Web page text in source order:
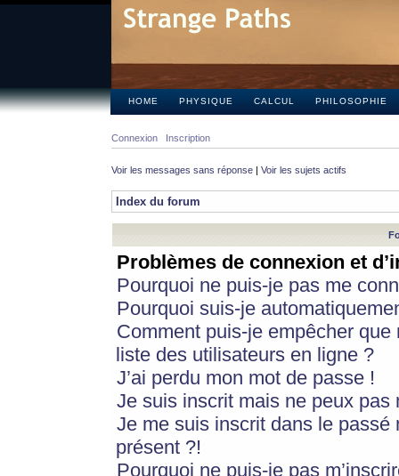
HOME PHYSIQUE CALCUL PHILOSOPHIE
Connexion Inscription
Voir les messages sans réponse | Voir les sujets actifs
Index du forum
Problèmes de connexion et
Pourquoi ne puis-je pas me
Pourquoi suis-je
Comment puis-je empêcher
liste des utilisateurs en ligne ?
J’ai perdu mon mot de passe !
Je suis inscrit mais ne peux pas
Je me suis inscrit dans le
présent ?!
Pourquoi ne puis-je pas